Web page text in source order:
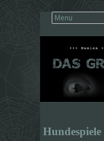
Hundespiele